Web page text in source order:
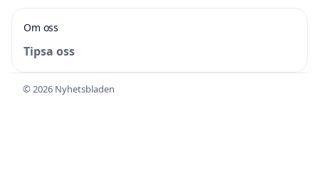
Om oss
Tipsa oss
© 2026 Nyhetsbladen